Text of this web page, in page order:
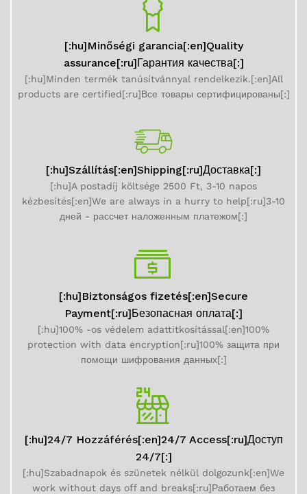
[:hu]Minőségi garancia[:en]Quality
assurance[:ru]Гарантия качества[:]
[:hu]Minden termék tanúsítvánnyal rendelkezik.[:en]All
products are certified[:ru]Все товары сертифицированы[:]
[:hu]Szállítás[:en]Shipping[:ru]Доставка[:]
[:hu]A postadíj költsége 2500 Ft, 3-10 napos
kézbesítés[:en]We are always in a hurry to help[:ru]3-10
дней - рассчет наложенным платежом[:]
[:hu]Biztonságos fizetés[:en]Secure
Payment[:ru]Безопасная оплата[:]
[:hu]100% -os védelem adattitkosítással[:en]100%
protection with data encryption[:ru]100% защита при
помощи шифрования данных[:]
[:hu]24/7 Hozzáférés[:en]24/7 Access[:ru]Доступ
24/7[:]
[:hu]Szabadnapok és szünetek nélkül dolgozunk[:en]We
work without days off and breaks[:ru]Работаем без